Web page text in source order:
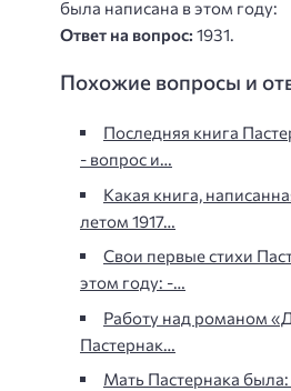
была написана в этом году:
Ответ на вопрос: 1931.
Похожие вопросы и
Последняя книга
- вопрос и…
Какая книга,
летом 1917…
Свои первые стихи
этом году: -…
Работу над романом
Пастернак…
Мать Пастернака была: